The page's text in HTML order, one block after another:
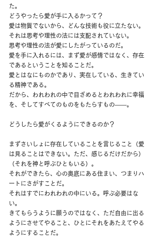
た。
どうやったら愛が手に入るかって？
愛は物質でないから、どんな技術も役に立たない。
それは思考や理性の法には支配されていない。
思考や理性の法が愛にしたがっているのだ。
愛を手に入れるには、まず愛が感情ではなく、存在
であるということを知ることだ。
愛とはなにものかであり、実在している、生きてい
る精神である。
だから、われわれの中で目ざめるとわれわれに幸福
を、そしてすべてのものをもたらすもの――。
どうしたら愛がくるようにできるのか？
まずさいしょに存在していることを言じること（愛
は見ることはできない。ただ、感じるだけだから）
（それを神と呼ぶひともいる）。
それができたら、心の奥底にある住まい、つまりハ
ートにさがすことだ。
それはすでにわれわれの中にいる。呼ぶ必要はな
い。
きてもらうように願うのではなく、ただ自由に出る
ようにさせてやること、ひとにそれをあたえてやる
ようにすることだ。